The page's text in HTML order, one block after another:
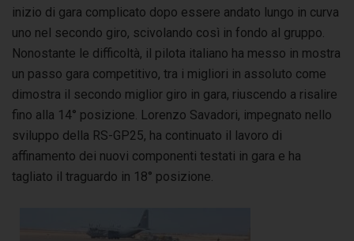
inizio di gara complicato dopo essere andato lungo in curva
uno nel secondo giro, scivolando così in fondo al gruppo.
Nonostante le difficoltà, il pilota italiano ha messo in mostra
un passo gara competitivo, tra i migliori in assoluto come
dimostra il secondo miglior giro in gara, riuscendo a risalire
fino alla 14° posizione. Lorenzo Savadori, impegnato nello
sviluppo della RS-GP25, ha continuato il lavoro di
affinamento dei nuovi componenti testati in gara e ha
tagliato il traguardo in 18° posizione.